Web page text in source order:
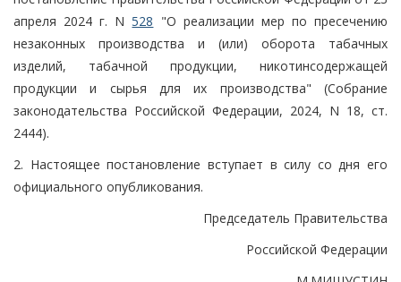
апреля 2024 г. N528 "О реализации мер по пресечению
незаконных производства и (или) оборота табачных
изделий, табачной продукции, никотинсодержащей
продукции и сырья для их производства" (Собрание
законодательства Российской Федерации, 2024, N 18, ст.
2444).
2. Настоящее постановление вступает в силу со дня его
официального опубликования.
Председатель Правительства
Российской Федерации